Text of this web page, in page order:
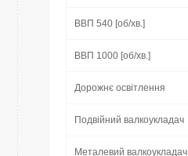
ВВП 540 [об/хв.]
ВВП 1000 [об/хв.]
Дорожнє освітлення
Подвійний валкоукладач
Металевий валкоукладач